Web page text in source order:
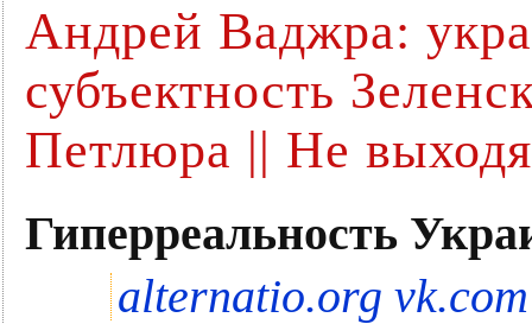
Андрей Ваджра:
субъектность
Петлюра || Не
Гиперреальность
alternatio.org vk.com